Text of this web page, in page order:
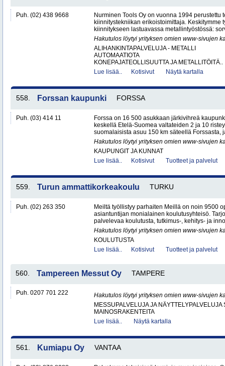
Puh. (02) 438 9668
Nurminen Tools Oy on vuonna 1994 perustettu
kiinnitystekniikan erikoistoimittaja. Keskitymme
kiinnitykseen lastuavassa metallintyöstössä:
Hakutulos löytyi yrityksen omien www-sivujen
ALIHANKINTAPALVELUJA - METALLI
AUTOMAATIOTA
KONEPAJATEOLLISUUTTA JA METALLITÖITÄ..
Lue lisää..
Kotisivut Näytä kartalla
558. Forssan kaupunki FORSSA
Puh. (03) 414 11
Forssa on 16 500 asukkaan järkivihreä
keskellä Etelä-Suomea valtateiden 2 ja 10
suomalaisista asuu 150 km säteellä Forssasta,
Hakutulos löytyi yrityksen omien www-sivujen
KAUPUNGIT JA KUNNAT
Lue lisää..
Kotisivut Tuotteet ja palvelut
559. Turun ammattikorkeakoulu TURKU
Puh. (02) 263 350
Meiltä työllistyy parhaiten Meillä on noin 9500
asiantuntijan monialainen koulutusyhteisö.
palvelevaa koulutusta, tutkimus-, kehitys- ja
Hakutulos löytyi yrityksen omien www-sivujen
KOULUTUSTA
Lue lisää..
Kotisivut Tuotteet ja palvelut
560. Tampereen Messut Oy TAMPERE
Puh. 0207 701 222
Hakutulos löytyi yrityksen omien www-sivujen
MESSUPALVELUJA JA NÄYTTELYPALVELUJA
MAINOSRAKENTEITA
Lue lisää..
Näytä kartalla
561. Kumiapu Oy VANTAA